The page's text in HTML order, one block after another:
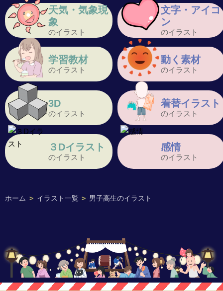
ホーム > イラスト一覧 > 男子高生のイラスト
天気・気象現
象
のイラスト
文字・アイコ
ン
のイラスト
学習教材
のイラスト
動く素材
のイラスト
3D
のイラスト
着替イラスト
のイラスト
３Dイラスト
のイラスト
感情
のイラスト